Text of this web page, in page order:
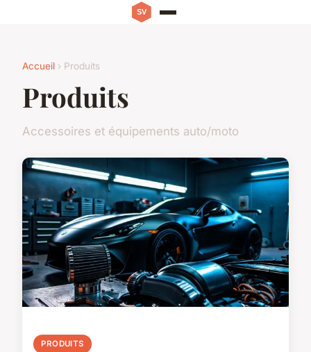
Accueil › Produits
Produits
Accessoires et équipements auto/moto
PRODUITS